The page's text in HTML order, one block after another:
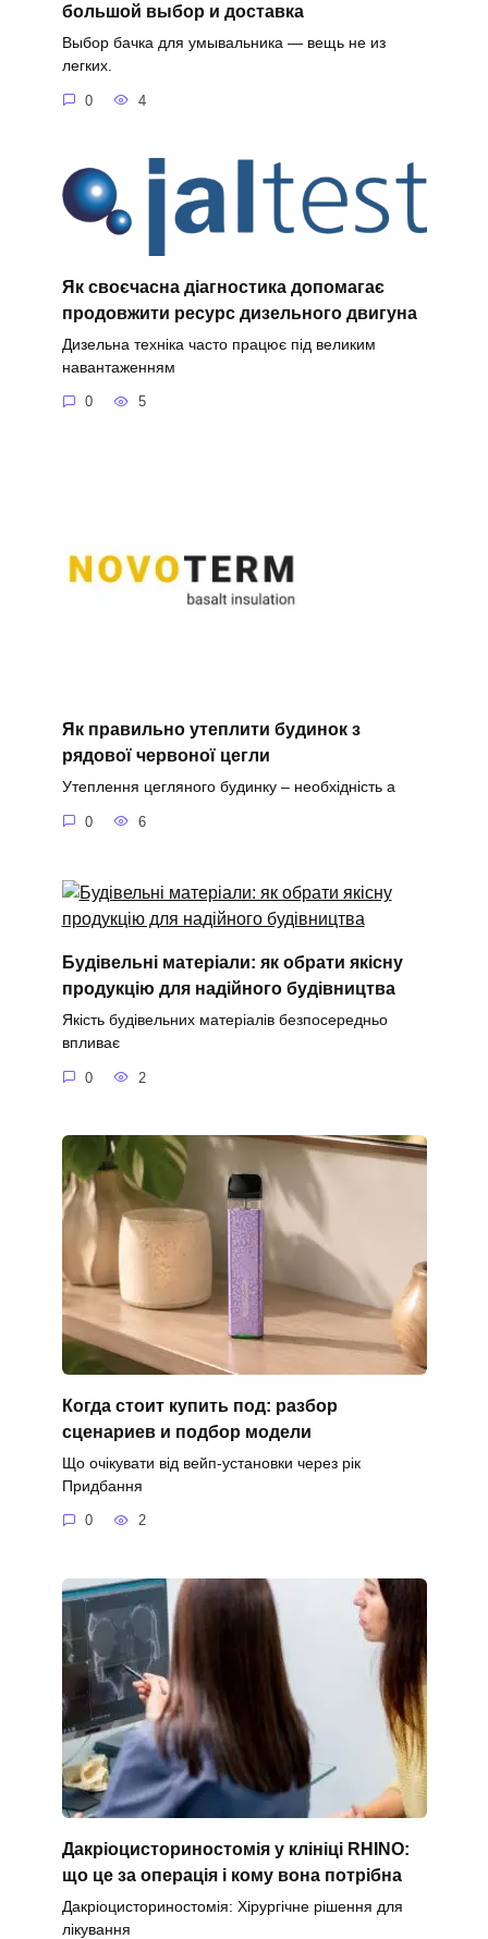
большой выбор и доставка
Выбор бачка для умывальника — вещь не из
легких.
0 4
Як своєчасна діагностика допомагає
продовжити ресурс дизельного двигуна
Дизельна техніка часто працює під великим
навантаженням
0 5
Як правильно утеплити будинок з
рядової червоної цегли
Утеплення цегляного будинку – необхідність а
0 6
Будівельні матеріали: як обрати якісну
продукцію для надійного будівництва
Якість будівельних матеріалів безпосередньо
впливає
0 2
Когда стоит купить под: разбор
сценариев и подбор модели
Що очікувати від вейп-установки через рік
Придбання
0 2
Дакріоцисториностомія у клініці RHINO:
що це за операція і кому вона потрібна
Дакріоцисториностомія: Хірургічне рішення для
лікування